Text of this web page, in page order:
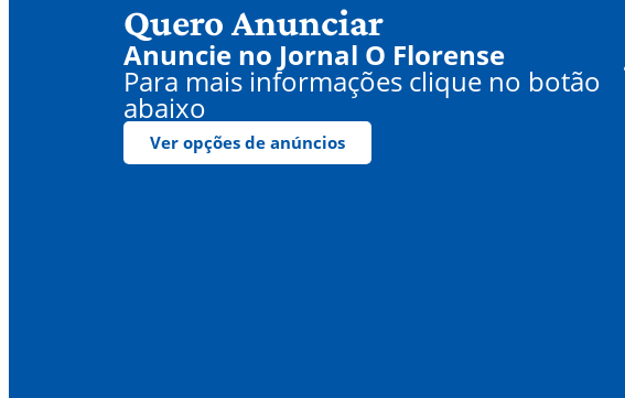
Quero Anunciar
Anuncie no Jornal O Florense
Para mais informações clique no botão
abaixo
Ver opções de anúncios